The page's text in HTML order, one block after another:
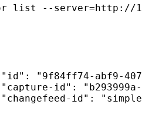
list --server=http://
"id" :
"9f84ff74-abf9-
"capture-id" :
"changefeed-id" :